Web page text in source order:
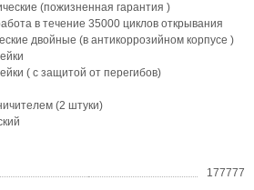
(пожизненная гарантия )
в течение 35000 циклов открывания
двойные (в антикоррозийном корпусе )
( с защитой от перегибов)
(2 штуки)
177777